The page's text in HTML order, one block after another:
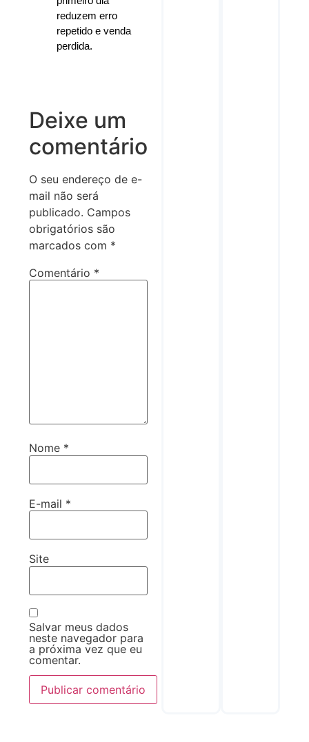
reduzem erro
repetido e venda
perdida.
Deixe um
comentário
O seu endereço de e-
mail não será
publicado. Campos
obrigatórios são
marcados com *
Comentário *
Nome *
E-mail *
Site
Salvar meus dados
neste navegador para
a próxima vez que eu
comentar.